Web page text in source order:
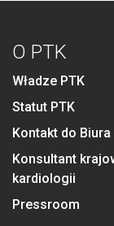
O PTK
Władze PTK
Statut PTK
Kontakt do Biura
Konsultant
kardiologii
Pressroom